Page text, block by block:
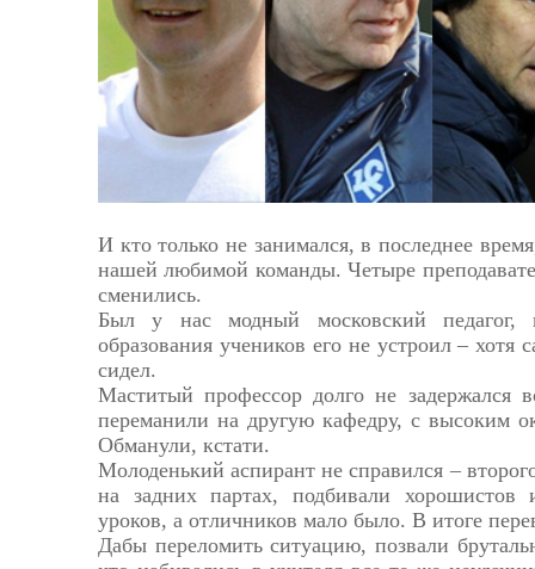
И кто только не занимался, в последнее
нашей любимой команды. Четыре
сменились.
Был у нас модный московский педагог,
образования учеников его не устроил –
сидел.
Маститый профессор долго не задержался
переманили на другую кафедру, с высоким
Обманули, кстати.
Молоденький аспирант не справился –
на задних партах, подбивали
уроков, а отличников мало было. В итоге
Дабы переломить ситуацию, позвали